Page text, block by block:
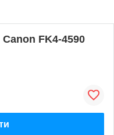
FK4-4590